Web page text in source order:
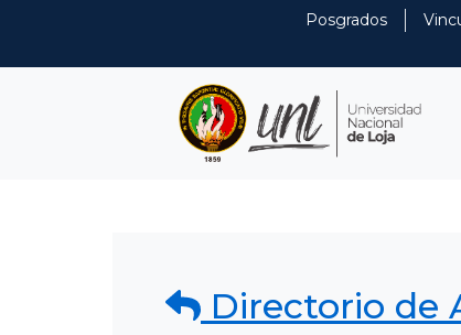
Posgrados
Directorio de